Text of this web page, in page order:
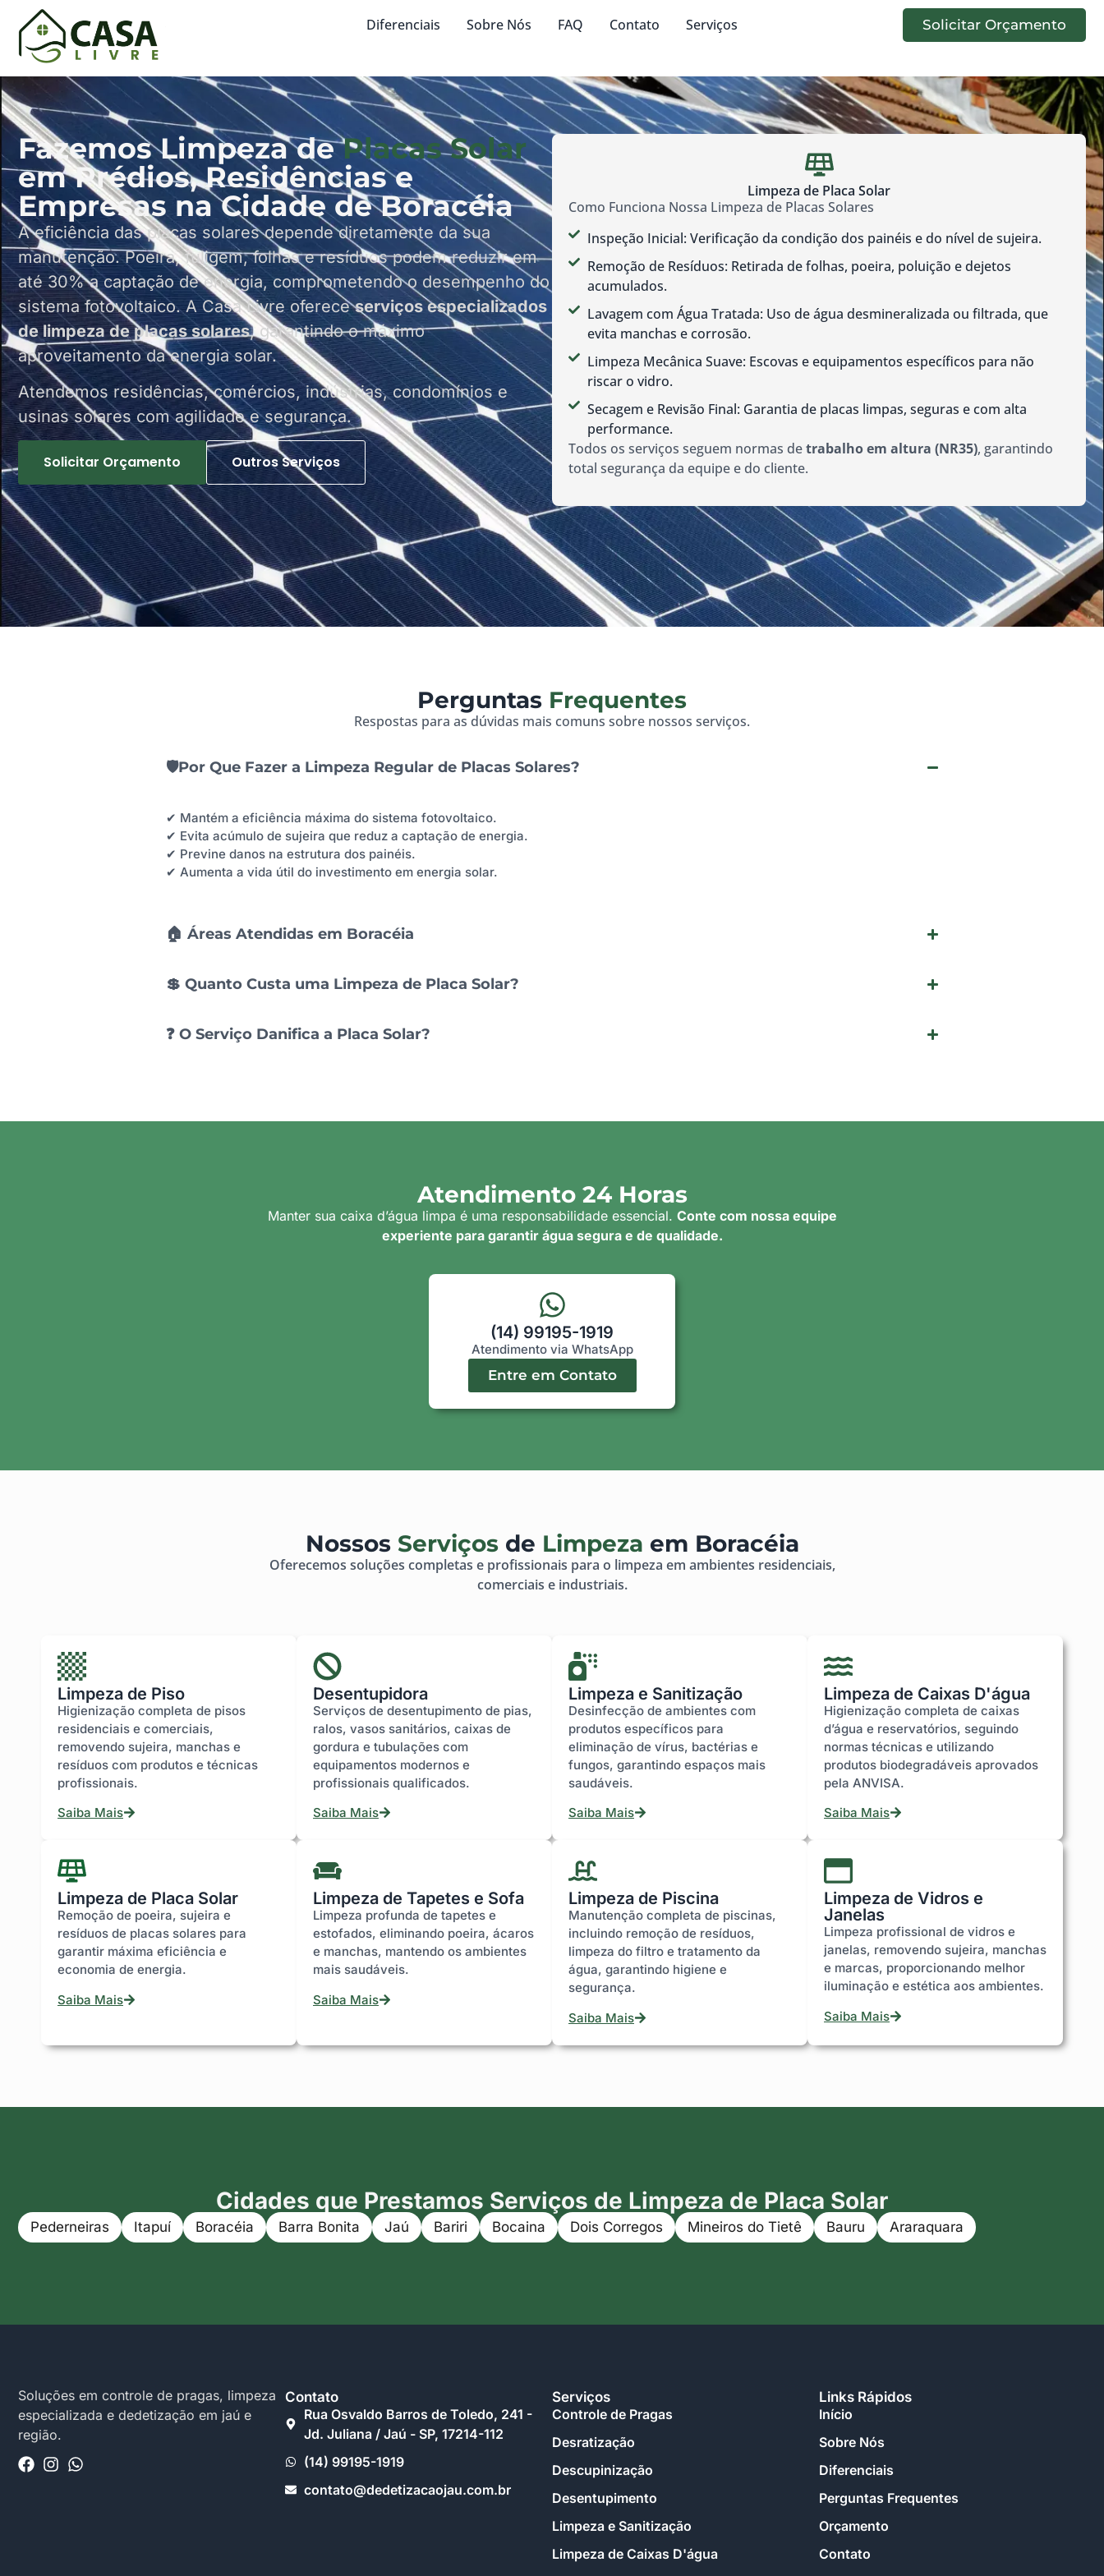
Diferenciais Sobre Nós FAQ Contato Serviços Solicitar Orçamento
Fazemos Limpeza dePlacas Solar
em Prédios, Residências e
Empresas na Cidade de Boracéia
A eficiência das placas solares depende diretamente da sua
manutenção. Poeira, fuligem, folhas e resíduos podem reduzir em
até 30% a captação de energia, comprometendo o desempenho do
sistema fotovoltaico. A Casa Livre ofereceserviços especializados
de limpeza de placas solares, garantindo o máximo
aproveitamento da energia solar.
Atendemos residências, comércios, indústrias, condomínios e
usinas solares com agilidade e segurança.
Solicitar Orçamento Outros Serviços
Limpeza de Placa Solar
Como Funciona Nossa Limpeza de Placas Solares
Inspeção Inicial: Verificação da condição dos painéis e do nível de sujeira.
Remoção de Resíduos: Retirada de folhas, poeira, poluição e dejetos
acumulados.
Lavagem com Água Tratada: Uso de água desmineralizada ou filtrada, que
evita manchas e corrosão.
Limpeza Mecânica Suave: Escovas e equipamentos específicos para não
riscar o vidro.
Secagem e Revisão Final: Garantia de placas limpas, seguras e com alta
performance.
Todos os serviços seguem normas detrabalho em altura (NR35), garantindo
total segurança da equipe e do cliente.
Perguntas Frequentes
Respostas para as dúvidas mais comuns sobre nossos serviços.
🛡️Por Que Fazer a Limpeza Regular de Placas Solares?
✔ Mantém a eficiência máxima do sistema fotovoltaico.
✔ Evita acúmulo de sujeira que reduz a captação de energia.
✔ Previne danos na estrutura dos painéis.
✔ Aumenta a vida útil do investimento em energia solar.
🏠 Áreas Atendidas em Boracéia
💲 Quanto Custa uma Limpeza de Placa Solar?
❓ O Serviço Danifica a Placa Solar?
Atendimento 24 Horas
Manter sua caixa d’água limpa é uma responsabilidade essencial. Conte com nossa equipe
experiente para garantir água segura e de qualidade.
(14) 99195-1919
Atendimento via WhatsApp
Entre em Contato
Nossos Serviços de Limpeza em Boracéia
Oferecemos soluções completas e profissionais para o limpeza em ambientes residenciais,
comerciais e industriais.
Limpeza de Piso
Higienização completa de pisos
residenciais e comerciais,
removendo sujeira, manchas e
resíduos com produtos e técnicas
profissionais.
Saiba Mais
Desentupidora
Serviços de desentupimento de pias,
ralos, vasos sanitários, caixas de
gordura e tubulações com
equipamentos modernos e
profissionais qualificados.
Saiba Mais
Limpeza e Sanitização
Desinfecção de ambientes com
produtos específicos para
eliminação de vírus, bactérias e
fungos, garantindo espaços mais
saudáveis.
Saiba Mais
Limpeza de Caixas D'água
Higienização completa de caixas
d’água e reservatórios, seguindo
normas técnicas e utilizando
produtos biodegradáveis aprovados
pela ANVISA.
Saiba Mais
Limpeza de Placa Solar
Remoção de poeira, sujeira e
resíduos de placas solares para
garantir máxima eficiência e
economia de energia.
Saiba Mais
Limpeza de Tapetes e Sofa
Limpeza profunda de tapetes e
estofados, eliminando poeira, ácaros
e manchas, mantendo os ambientes
mais saudáveis.
Saiba Mais
Limpeza de Piscina
Manutenção completa de piscinas,
incluindo remoção de resíduos,
limpeza do filtro e tratamento da
água, garantindo higiene e
segurança.
Saiba Mais
Limpeza de Vidros e
Janelas
Limpeza profissional de vidros e
janelas, removendo sujeira, manchas
e marcas, proporcionando melhor
iluminação e estética aos ambientes.
Saiba Mais
Cidades que Prestamos Serviços de Limpeza de Placa Solar
Pederneiras Itapuí Boracéia Barra Bonita Jaú Bariri Bocaina Dois Corregos Mineiros do Tietê Bauru Araraquara
Soluções em controle de pragas, limpeza
especializada e dedetização em jaú e
região.
Contato
Rua Osvaldo Barros de Toledo, 241 -
Jd. Juliana / Jaú - SP, 17214-112
(14) 99195-1919
contato@dedetizacaojau.com.br
Serviços
Controle de Pragas
Desratização
Descupinização
Desentupimento
Limpeza e Sanitização
Limpeza de Caixas D'água
Links Rápidos
Início
Sobre Nós
Diferenciais
Perguntas Frequentes
Orçamento
Contato